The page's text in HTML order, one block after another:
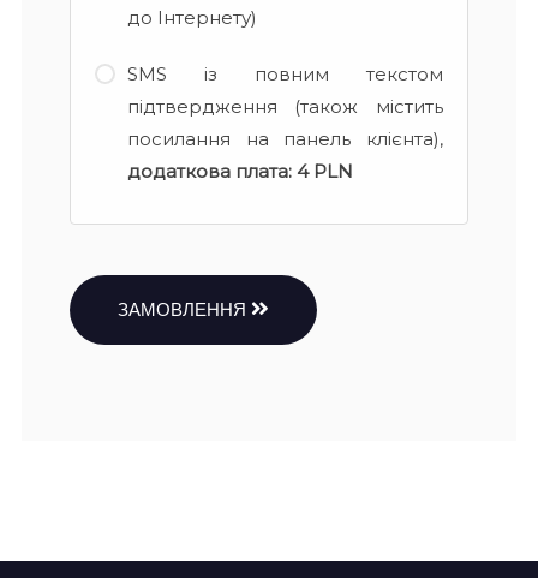
до Інтернету)
SMS із повним текстом
підтвердження (також містить
посилання на панель клієнта),
додаткова плата: 4 PLN
ЗАМОВЛЕННЯ